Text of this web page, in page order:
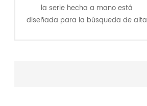
la serie hecha a mano está
diseñada para la búsqueda de alta